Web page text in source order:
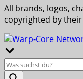
All brands, logos,
copyrighted by